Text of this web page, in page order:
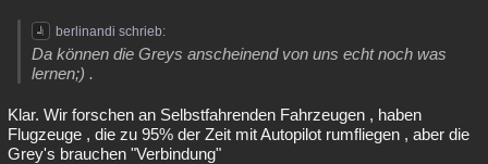
berlinandi schrieb:
Da können die Greys anscheinend von uns echt noch was
lernen;) .
Klar. Wir forschen an Selbstfahrenden Fahrzeugen , haben
Flugzeuge , die zu 95% der Zeit mit Autopilot rumfliegen , aber die
Grey's brauchen "Verbindung"